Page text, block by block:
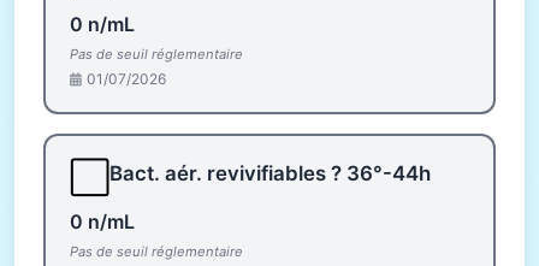
0 n/mL
Pas de seuil réglementaire
01/07/2026
Bact. aér. revivifiables ? 36°-44h
0 n/mL
Pas de seuil réglementaire